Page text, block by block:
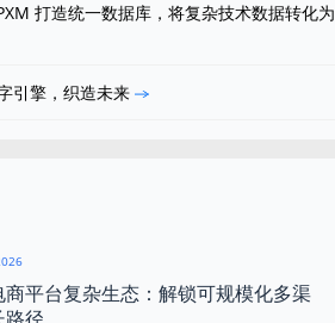
打造统一数据库，将复杂技术数据转化为
引擎，织造未来
商平台复杂生态：解锁可规模化多渠